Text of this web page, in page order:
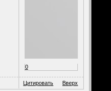
0
Цитировать Вверх